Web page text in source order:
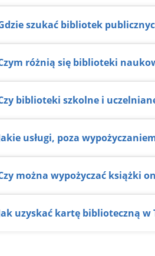
Gdzie szukać bibliotek
Czym różnią się biblioteki
Czy biblioteki szkolne i
Jakie usługi, poza
Czy można wypożyczać książki
Jak uzyskać kartę biblioteczną w